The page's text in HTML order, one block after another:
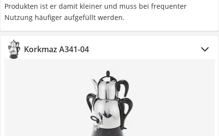
Produkten ist er damit kleiner und muss bei frequenter
Nutzung häufiger aufgefüllt werden.
Korkmaz A341-04